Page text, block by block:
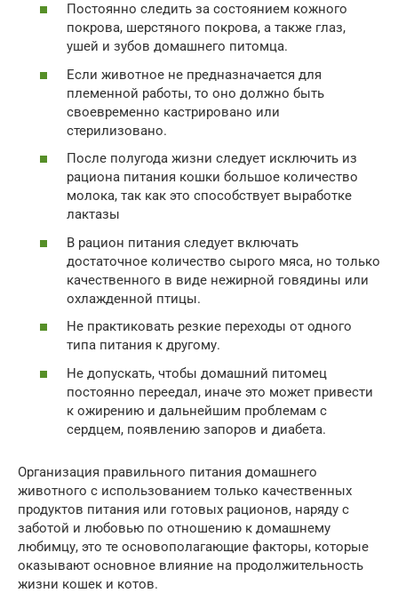
Постоянно следить за состоянием кожного
покрова, шерстяного покрова, а также глаз,
ушей и зубов домашнего питомца.
Если животное не предназначается для
племенной работы, то оно должно быть
своевременно кастрировано или
стерилизовано.
После полугода жизни следует исключить из
рациона питания кошки большое количество
молока, так как это способствует выработке
лактазы
В рацион питания следует включать
достаточное количество сырого мяса, но только
качественного в виде нежирной говядины или
охлажденной птицы.
Не практиковать резкие переходы от одного
типа питания к другому.
Не допускать, чтобы домашний питомец
постоянно переедал, иначе это может привести
к ожирению и дальнейшим проблемам с
сердцем, появлению запоров и диабета.
Организация правильного питания домашнего
животного с использованием только качественных
продуктов питания или готовых рационов, наряду с
заботой и любовью по отношению к домашнему
любимцу, это те основополагающие факторы, которые
оказывают основное влияние на продолжительность
жизни кошек и котов.